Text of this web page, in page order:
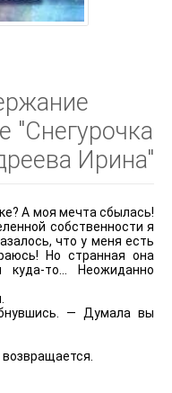
"Снегурочка
Ирина"
А моя мечта сбылась!
собственности я
что у меня есть
Но странная она
куда-то… Неожиданно
— Думала вы